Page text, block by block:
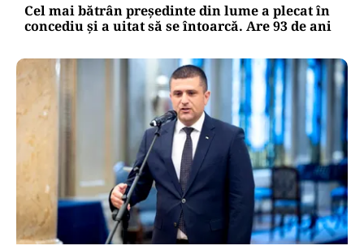
Cel mai bătrân președinte din lume a plecat în
concediu și a uitat să se întoarcă. Are 93 de ani